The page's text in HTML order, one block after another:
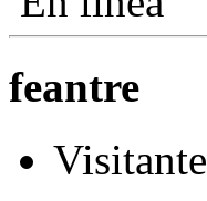
feantre
Visitante